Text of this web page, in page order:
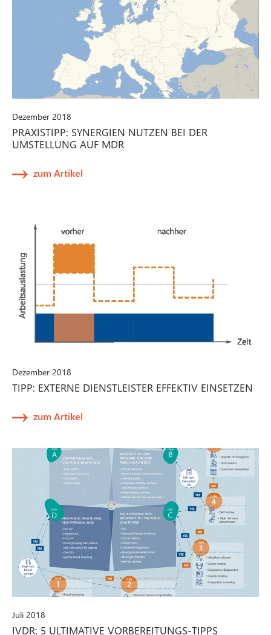
Dezember 2018
PRAXISTIPP: SYNERGIEN NUTZEN BEI DER
UMSTELLUNG AUF MDR
zum Artikel
Dezember 2018
TIPP: EXTERNE DIENSTLEISTER EFFEKTIV EINSETZEN
zum Artikel
Juli 2018
IVDR: 5 ULTIMATIVE VORBEREITUNGS-TIPPS